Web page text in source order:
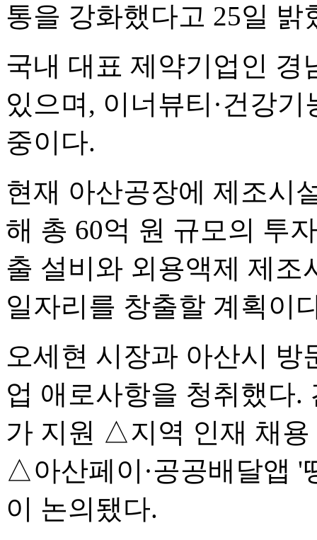
통을 강화했다고 25일 밝
국내 대표 제약기업인 경
있으며, 이너뷰티·건강
중이다.
현재 아산공장에 제조시
해 총 60억 원 규모의 투
출 설비와 외용액제 제조
일자리를 창출할 계획이
오세현 시장과 아산시
업 애로사항을 청취했다
가 지원 △지역 인재 채
△아산페이·공공배달앱 '
이 논의됐다.